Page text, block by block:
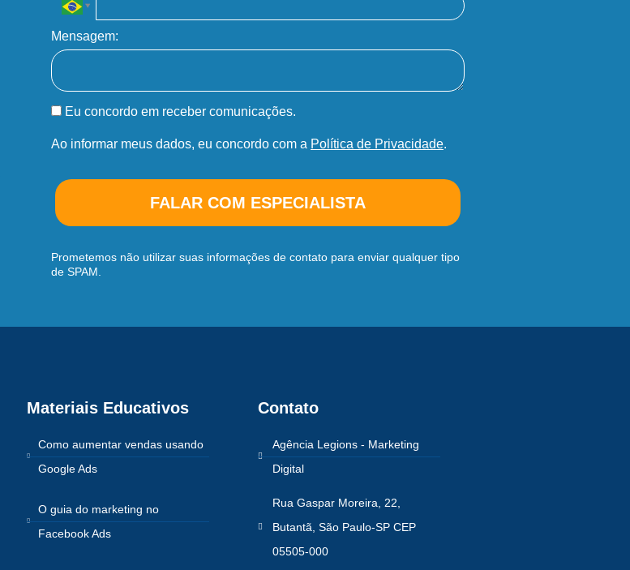
Mensagem:
Eu concordo em receber comunicações.
Ao informar meus dados, eu concordo com a Política de Privacidade.
FALAR COM ESPECIALISTA
Prometemos não utilizar suas informações de contato para enviar qualquer tipo
de SPAM.
Materiais Educativos
Como aumentar vendas usando
Google Ads
O guia do marketing no
Facebook Ads
Contato
Agência Legions - Marketing
Digital
Rua Gaspar Moreira, 22,
Butantã, São Paulo-SP CEP
05505-000